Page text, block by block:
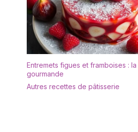
sushis, les
comme
au milieu
naturel
touche
riche à
pour toute
Utilisez-le
cuisine
assiette
Entremets figues et framboises :
gourmande
Autres recettes de pâtisserie